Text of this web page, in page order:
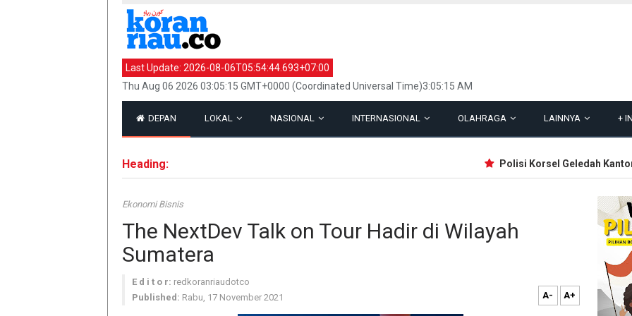
Last Update: 2026-08-06T05:54:44.693+07:00
Thu Aug 06 2026 03:05:15 GMT+0000 (Coordinated Universal Time)3:05:15 AM
DEPAN LOKAL NASIONAL INTERNASIONAL OLAHRAGA LAINNYA +
Heading: Polisi Korsel Geledah Kantor
Ekonomi Bisnis
The NextDev Talk on Tour Hadir di Wilayah
Sumatera
E d i t o r: redkoranriaudotco
Published: Rabu, 17 November 2021 A- A+